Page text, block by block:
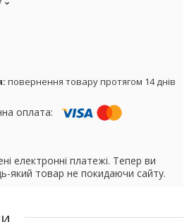
повернення товару протягом 14 днів
електронні платежі. Тепер ви
який товар не покидаючи сайту.